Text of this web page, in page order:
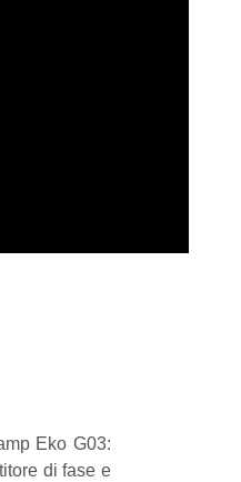
Eko G03:
di fase e